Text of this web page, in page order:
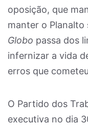
oposição, que
manter o Planalto
Globo passa dos
infernizar a vida
erros que
O Partido dos
executiva no dia